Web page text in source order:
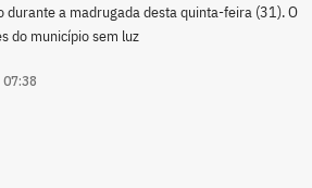
durante a madrugada desta quinta-feira (31). O
do município sem luz